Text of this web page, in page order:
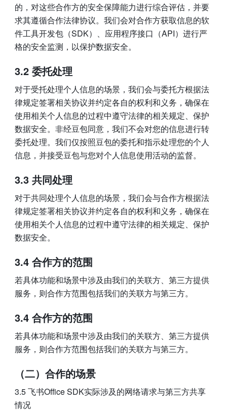
的，对这些合作方的安全保障能力进行综合评估，并要
求其遵循合作法律协议。我们会对合作方获取信息的软
件工具开发包（SDK）、应用程序接口（API）进行严
格的安全监测，以保护数据安全。
3.2 委托处理
对于受托处理个人信息的场景，我们会与委托方根据法
律规定签署相关协议并约定各自的权利和义务，确保在
使用相关个人信息的过程中遵守法律的相关规定、保护
数据安全。非经豆包同意，我们不会对您的信息进行转
委托处理。我们仅按照豆包的委托和指示处理您的个人
信息，并接受豆包与您对个人信息使用活动的监督。
3.3 共同处理
对于共同处理个人信息的场景，我们会与合作方根据法
律规定签署相关协议并约定各自的权利和义务，确保在
使用相关个人信息的过程中遵守法律的相关规定、保护
数据安全。
3.4 合作方的范围
若具体功能和场景中涉及由我们的关联方、第三方提供
服务，则合作方范围包括我们的关联方与第三方。
3.4 合作方的范围
若具体功能和场景中涉及由我们的关联方、第三方提供
服务，则合作方范围包括我们的关联方与第三方。
（二）合作的场景
3.5 飞书Office SDK实际涉及的网络请求与第三方共享
情况